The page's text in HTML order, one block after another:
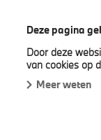
Deze pagina
Door deze
van cookies op
Meer weten
Nieuwe
BMW Gregoir